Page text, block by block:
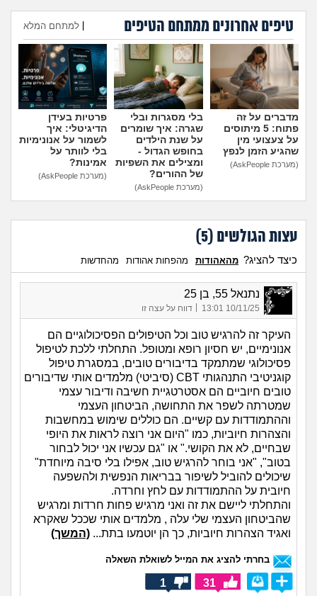
מה שעובר עליי
שומרים על הגוף
פיננסי וכלכלה
בין הסדינים
חיות מחמד
גאווה
טיפים אחרונים ממתחם הטיפים למתחם המלא
הוספת טיפ
מדברים על זה
פתוח: 5 מיתוסים
על צעצועי מין
שהגיע הזמן לנפץ
(מערכת AskPeople)
בלי מסגרות ובלי
שגרה: איך שומרים
על שנת הילדים
בחופש הגדול -
ומצילים את השפיות
של ההורים?
(מערכת AskPeople)
פרטיות בעידן
הדיגיטלי: איך
לשמור על אנונימיות
בלי לוותר על
אמינות?
(מערכת AskPeople)
עצות הגולשים (5
)
כיצד להציג? מהאהודות מהפחות אהודות מהחדשות
נתנאל 55, בן 25
10/11/25 13:01 דווח על עצה זו
העיקר זה להרגיש טוב וכל הטיפולים הפסיכולוגיים הם
אנונימיים, יש חסיון רופא ומטופל. התחלתי ללכת לטיפול
פסיכולוגי שמתמקד בדיבורים טובים, במסגרת טיפול
קוגניטיבי התנהגותי CBT (סיביטי) מלמדים אותי שדיבורים
טובים חיוביים הם אסטרטגיית חשיבה ודיבור עצמי
שמטרתה לשפר את התחושה, הביטחון העצמי
וההתמודדות עם קשיים. הם כוללים שימוש במחשבות
והצהרות חיוביות, כמו "היום אני רוצה לראות את היופי
שבחיים, לא את הקושי." או "גם עכשיו אני יכול לבחור
בטוב", "אני בוחר להרגיש טוב, אפילו בלי סיבה מיוחדת"
שיכולים להוביל לשיפור בבריאות הנפשית ולהשפעה
חיובית על ההתמודדות עם לחץ וחרדה.
והתחלתי ליישם את זה ואני מרגיש פחות חרדות ומרגיש
שהביטחון העצמי שלי עלה , מלמדים אותי שככל שאקרא
ואגיד הצהרות חיוביות, כך הן יוטמעו בתת... (המשך)
בחרתי להציג את המייל לשואלת השאלה
31
1